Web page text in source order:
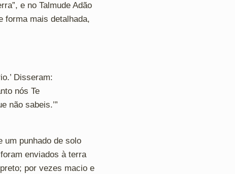
e no Talmude Adão
forma mais detalhada,
Disseram:
nós Te
não sabeis.’”
um punhado de solo
enviados à terra
por vezes macio e